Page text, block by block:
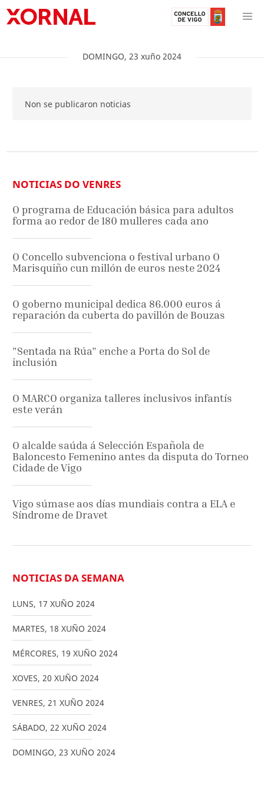
DOMINGO, 23 xuño 2024
Non se publicaron noticias
NOTICIAS DO VENRES
O programa de Educación básica para adultos
forma ao redor de 180 mulleres cada ano
O Concello subvenciona o festival urbano O
Marisquiño cun millón de euros neste 2024
O goberno municipal dedica 86.000 euros á
reparación da cuberta do pavillón de Bouzas
"Sentada na Rúa" enche a Porta do Sol de
inclusión
O MARCO organiza talleres inclusivos infantís
este verán
O alcalde saúda á Selección Española de
Baloncesto Femenino antes da disputa do Torneo
Cidade de Vigo
Vigo súmase aos días mundiais contra a ELA e
Síndrome de Dravet
NOTICIAS DA SEMANA
LUNS, 17 XUÑO 2024
MARTES, 18 XUÑO 2024
MÉRCORES, 19 XUÑO 2024
XOVES, 20 XUÑO 2024
VENRES, 21 XUÑO 2024
SÁBADO, 22 XUÑO 2024
DOMINGO, 23 XUÑO 2024